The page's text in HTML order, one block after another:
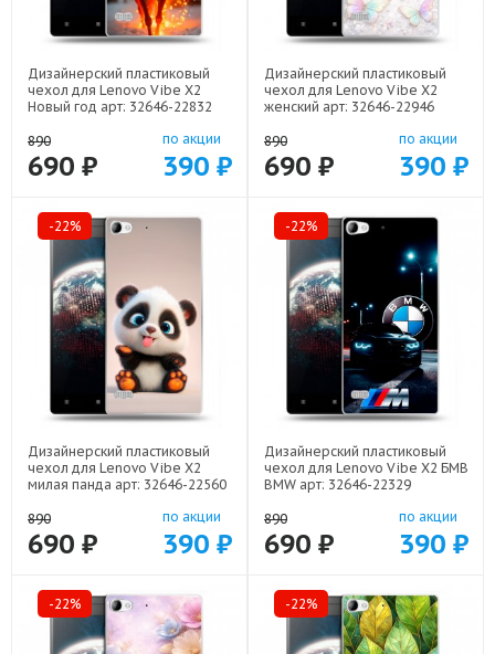
Дизайнерский пластиковый
чехол для Lenovo Vibe X2
Новый год арт: 32646-22832
890
690 ₽
по акции
390 ₽
Дизайнерский пластиковый
чехол для Lenovo Vibe X2
женский арт: 32646-22946
890
690 ₽
по акции
390 ₽
-22%
Дизайнерский пластиковый
чехол для Lenovo Vibe X2
милая панда арт: 32646-22560
890
690 ₽
по акции
390 ₽
-22%
Дизайнерский пластиковый
чехол для Lenovo Vibe X2 БМВ
BMW арт: 32646-22329
890
690 ₽
по акции
390 ₽
-22% -22%